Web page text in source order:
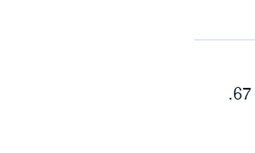
النساء المستحقات لمخصصات البطالة ومخصصات الشيخوخة يمكنهن الحصول على كلا نوعي المخصصات حتى سن 67.